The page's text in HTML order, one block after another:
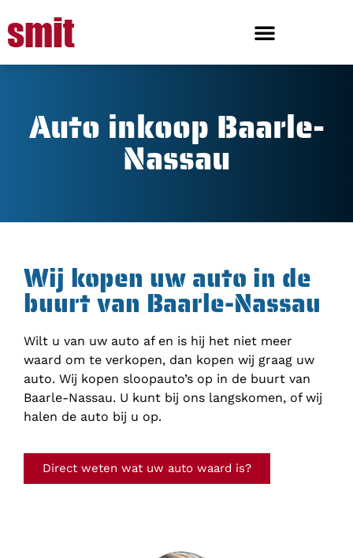
Auto inkoop Baarle-
Nassau
Wij kopen uw auto in de
buurt van Baarle-Nassau
Wilt u van uw auto af en is hij het niet meer
waard om te verkopen, dan kopen wij graag uw
auto. Wij kopen sloopauto’s op in de buurt van
Baarle-Nassau. U kunt bij ons langskomen, of wij
halen de auto bij u op.
Direct weten wat uw auto waard is?